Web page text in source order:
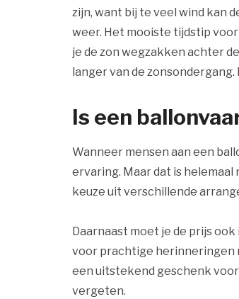
zijn, want bij te veel wind kan
weer. Het mooiste tijdstip
je de zon wegzakken achter
langer van de
Is een
Wanneer mensen aan een
ervaring. Maar dat is helemaal
keuze uit verschillende
Daarnaast moet je de prijs
voor prachtige herinneringen
een uitstekend geschenk
vergeten.